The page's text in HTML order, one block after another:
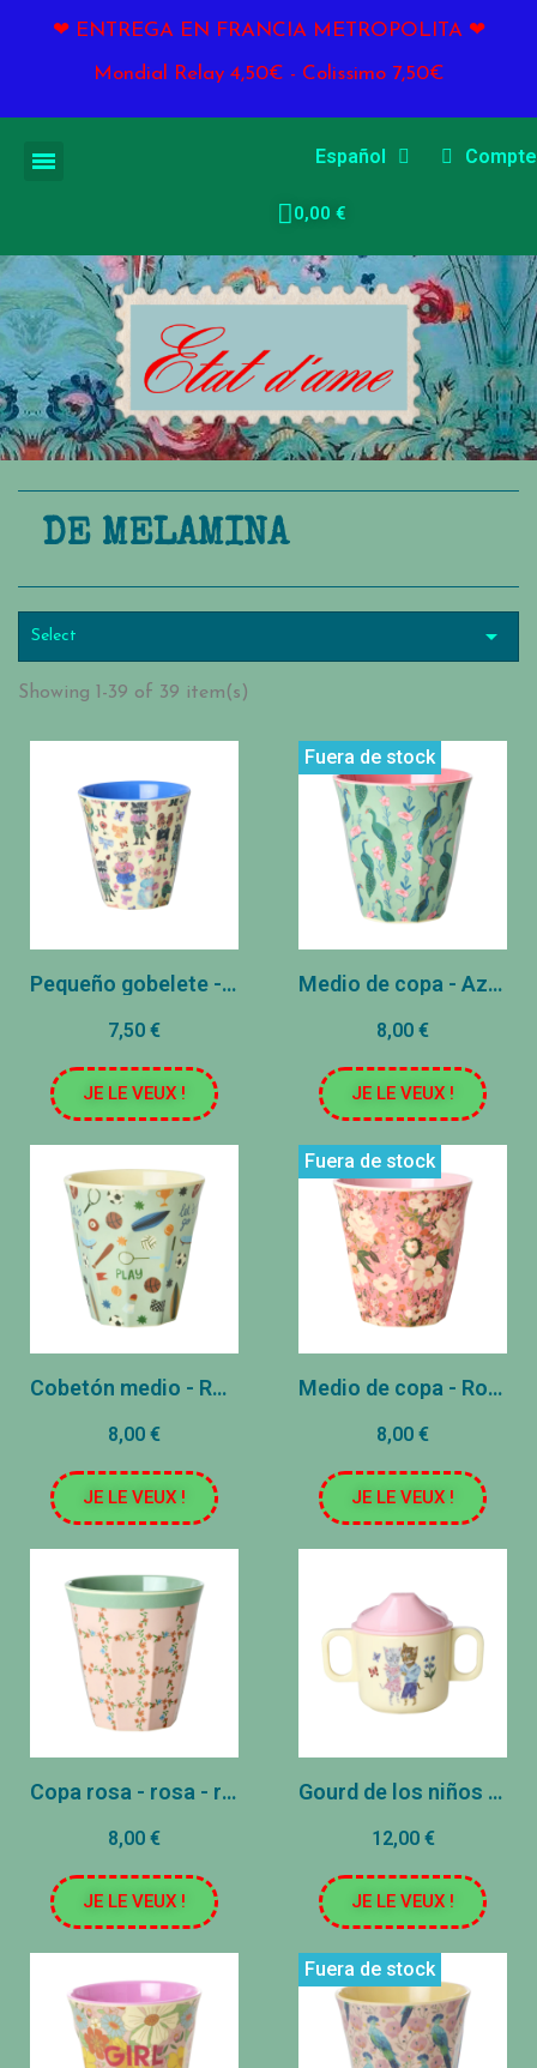
❤ ENTREGA EN FRANCIA METROPOLITA ❤
Mondial Relay 4,50€ - Colissimo 7,50€
Español Compte
0,00 €
DE MELAMINA
Select 
Showing 1-39 of 39 item(s)
Pequeño gobelete - azul - Nathalie Lédé
7,50 €
JE LE VEUX !
Fuera de stock
Medio de copa - Azul - PAON
8,00 €
JE LE VEUX !
Cobetón medio - Rose - Deporte
8,00 €
JE LE VEUX !
Fuera de stock
Medio de copa - Rosa - Floweri
8,00 €
JE LE VEUX !
Copa rosa - rosa - rejilla floral
8,00 €
JE LE VEUX !
Gourd de los niños - Rose
12,00 €
JE LE VEUX !
Fuera de stock